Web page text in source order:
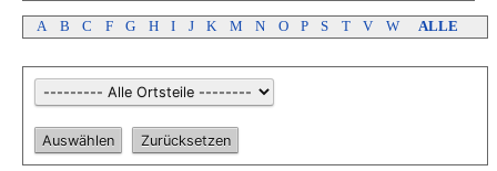
A B C F G H I J K M N O P S T V W ALLE